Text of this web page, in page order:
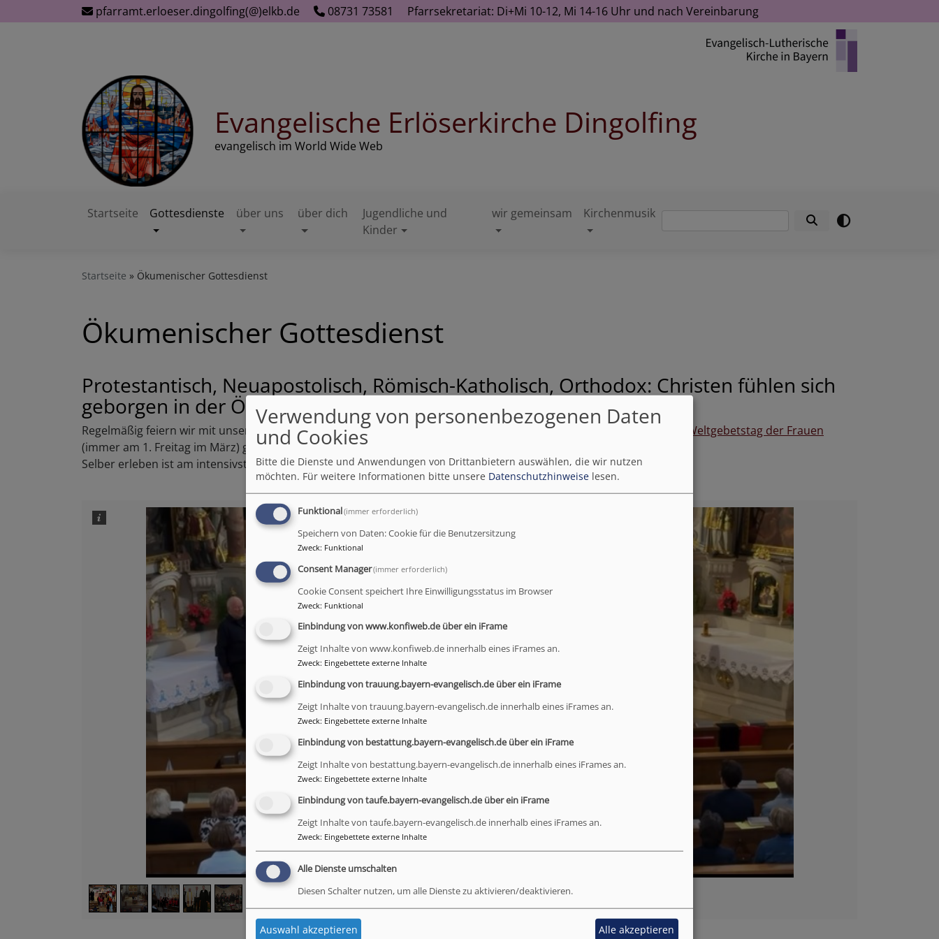
zum
pfarramt.erloeser.dingolfing(@)elkb.de 08731 73581 Pfarrsekretariat: Di+Mi 10-12, Mi 14-16 Uhr und nach Vereinbarung
Evangelische Erlöserkirche Dingolfing
evangelisch im World Wide Web
Hauptnavigation
Startseite Gottesdienste über uns über dich
Jugendliche und
Kinder
wir gemeinsam KirchenmusikSuche
Startseite Ökumenischer Gottesdienst
Ökumenischer Gottesdienst
Protestantisch, Neuapostolisch, Römisch-Katholisch, Orthodox: Christen fühlen sich
geborgen in der Ökumene!
Regelmäßig feiern wir mit unseren Mitchristen in Dingolfing oder den Nachbargemeinden Gottesdienste. Auch der
Weltgebetstag der Frauen
(immer am 1. Freitag im März) gehört dazu.
Selber erleben ist am intensivsten. Bilder aber schon mal hier:
Verwendung von personenbezogenen Daten
und Cookies
Bitte die Dienste und Anwendungen von Drittanbietern auswählen, die wir nutzen
möchten. Für weitere Informationen bitte unsere Datenschutzhinweise lesen.
Funktional(immer erforderlich)
Speichern von Daten: Cookie für die Benutzersitzung
Zweck: Funktional
Consent Manager(immer erforderlich)
Cookie Consent speichert Ihre Einwilligungsstatus im Browser
Zweck: Funktional
Einbindung von www.konfiweb.de über ein iFrame
Zeigt Inhalte von www.konfiweb.de innerhalb eines iFrames an.
Zweck: Eingebettete externe Inhalte
Einbindung von trauung.bayern-evangelisch.de über ein iFrame
Zeigt Inhalte von trauung.bayern-evangelisch.de innerhalb eines iFrames an.
Zweck: Eingebettete externe Inhalte
Einbindung von bestattung.bayern-evangelisch.de über ein iFrame
Zeigt Inhalte von bestattung.bayern-evangelisch.de innerhalb eines iFrames an.
Zweck: Eingebettete externe Inhalte
Einbindung von taufe.bayern-evangelisch.de über ein iFrame
Zeigt Inhalte von taufe.bayern-evangelisch.de innerhalb eines iFrames an.
Zweck: Eingebettete externe Inhalte
Alle Dienste umschalten
Diesen Schalter nutzen, um alle Dienste zu aktivieren/deaktivieren.
Auswahl akzeptieren Alle akzeptieren